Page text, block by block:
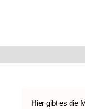
Hier gibt es die